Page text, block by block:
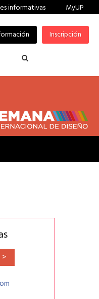
informativas MyUP
Inscripción